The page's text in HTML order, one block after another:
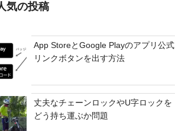
気の投稿
App StoreとGoogle Playのアプリ公式
リンクボタンを出す方法
丈夫なチェーンロックやU字ロックを
どう持ち運ぶか問題